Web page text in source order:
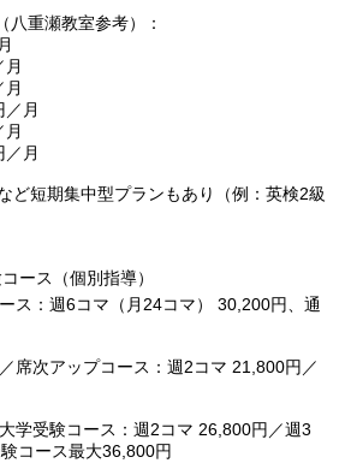
重瀬教室参考）：
月
月
／月
月
／月
ど短期集中型プランもあり（例：英検2級
ース（個別指導）
ス：週6コマ（月24コマ） 30,200円、通
席次アップコース：週2コマ 21,800円／
学受験コース：週2コマ 26,800円／週3
コース最大36,800円